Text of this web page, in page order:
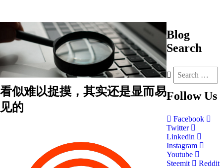
看似难以捉摸，其实还是显而易
见的
Blog
Search
Follow Us
Facebook
Twitter
Linkedin
Instagram
Youtube
Steemit
Reddit